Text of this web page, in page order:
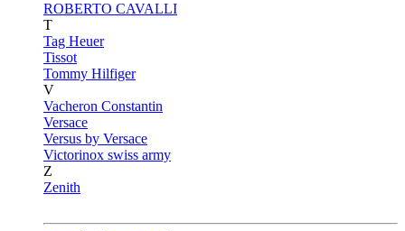
ROBERTO CAVALLI
T
Tag Heuer
Tissot
Tommy Hilfiger
V
Vacheron Constantin
Versace
Versus by Versace
Victorinox swiss army
Z
Zenith